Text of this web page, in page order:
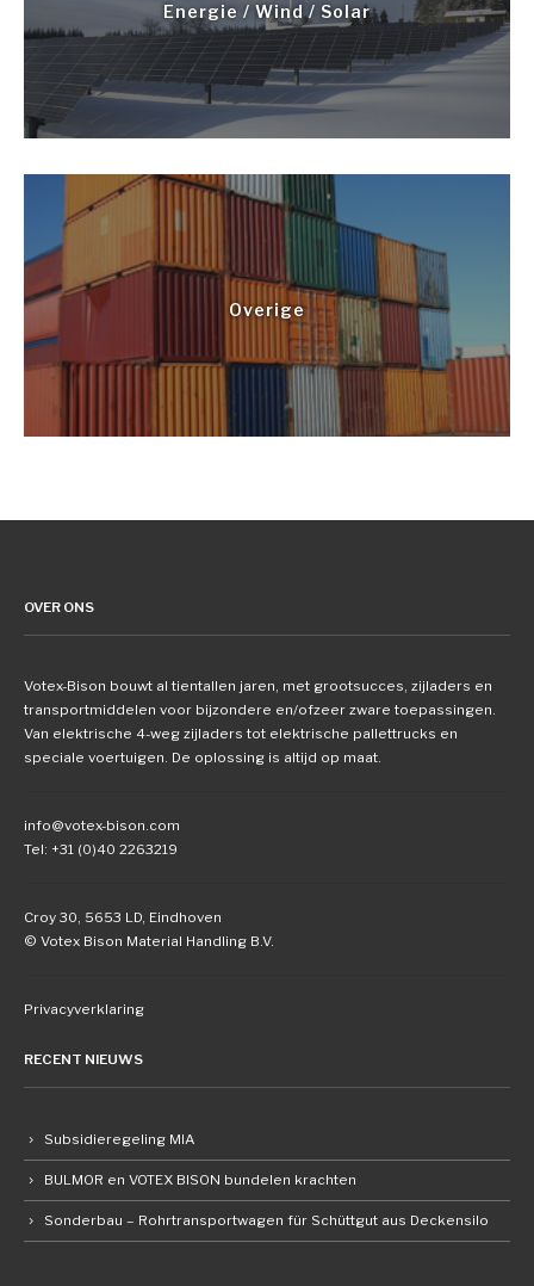
Energie / Wind / Solar
Overige
OVER ONS
Votex-Bison bouwt al tientallen jaren, met grootsucces, zijladers en
transportmiddelen voor bijzondere en/ofzeer zware toepassingen.
Van elektrische 4-weg zijladers tot elektrische pallettrucks en
speciale voertuigen. De oplossing is altijd op maat.
info@votex-bison.com
Tel: +31 (0)40 2263219
Croy 30, 5653 LD, Eindhoven
© Votex Bison Material Handling B.V.
Privacyverklaring
RECENT NIEUWS
Subsidieregeling MIA
BULMOR en VOTEX BISON bundelen krachten
Sonderbau – Rohrtransportwagen für Schüttgut aus Deckensilo